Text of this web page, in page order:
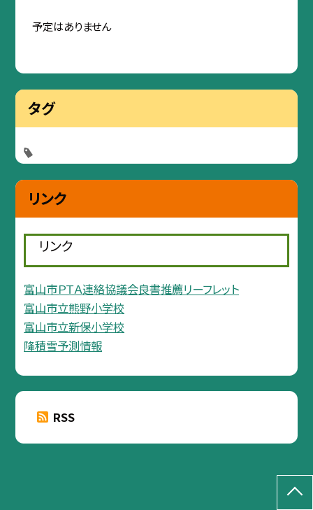
予定はありません
タグ
リンク
リンク
富山市ＰＴＡ連絡協議会良書推薦リーフレット
富山市立熊野小学校
富山市立新保小学校
降積雪予測情報
RSS